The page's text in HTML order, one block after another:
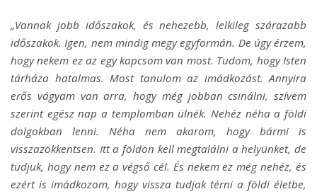
„Vannak jobb időszakok, és nehezebb, lelkileg szárazabb
időszakok. Igen, nem mindig megy egyformán. De úgy érzem,
hogy nekem ez az egy kapcsom van most. Tudom, hogy Isten
tárháza hatalmas. Most tanulom az imádkozást. Annyira
erős vágyam van arra, hogy még jobban csinálni, szívem
szerint egész nap a templomban ülnék. Nehéz néha a földi
dolgokban lenni. Néha nem akarom, hogy bármi is
visszazökkentsen. Itt a földön kell megtalálni a helyünket, de
tudjuk, hogy nem ez a végső cél. És nekem ez még nehéz, és
ezért is imádkozom, hogy vissza tudjak térni a földi életbe,